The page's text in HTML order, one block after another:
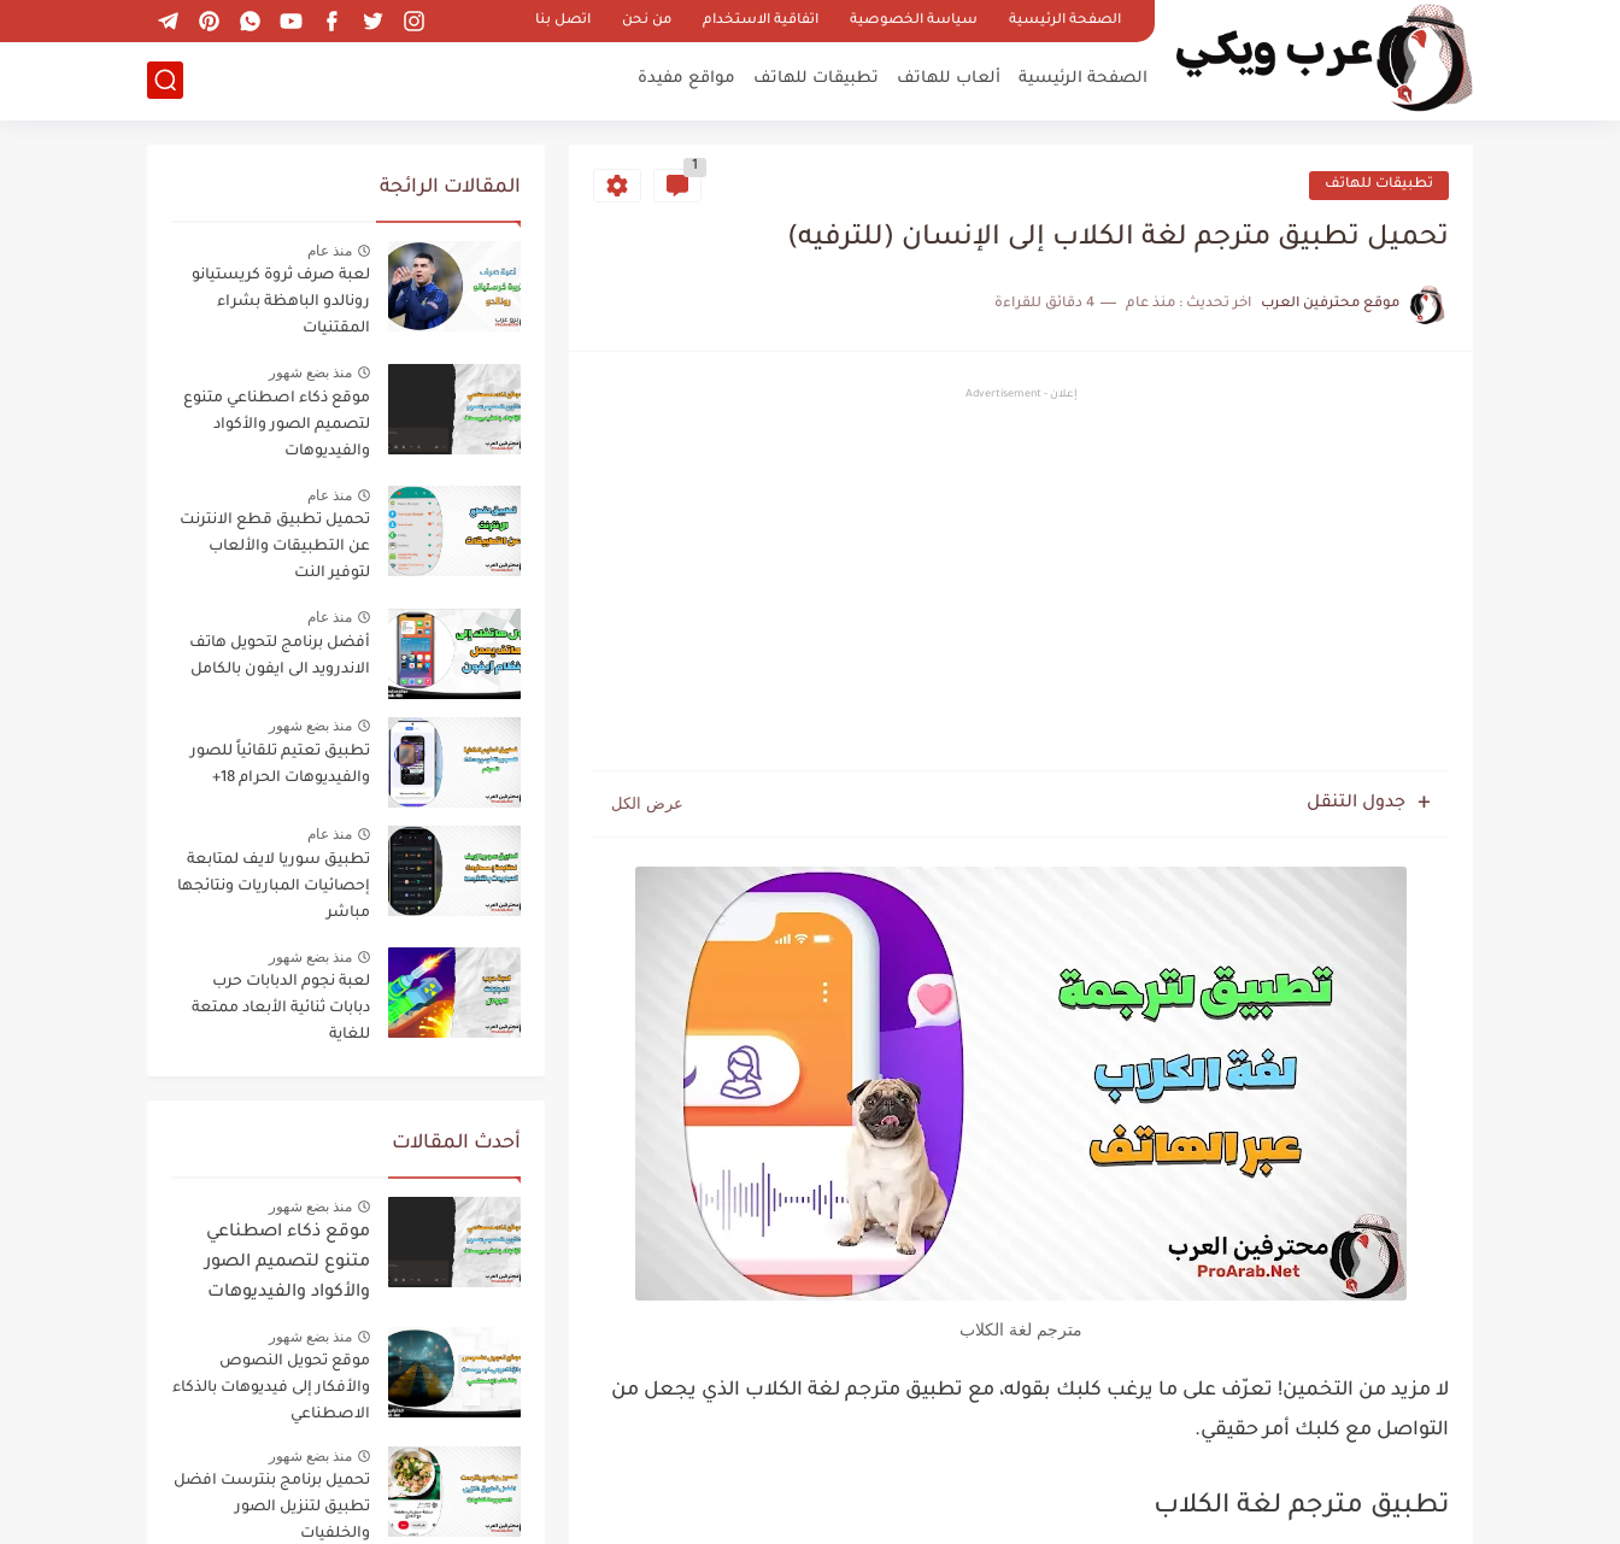
الصفحة الرئيسية سياسة الخصوصية اتفاقية الاستخدام من نحن اتصل بنا
الصفحة الرئيسية ألعاب للهاتف تطبيقات للهاتف مواقع مفيدة
تطبيقات للهاتف
1
تحميل تطبيق مترجم لغة الكلاب إلى الإنسان (للترفيه)
موقع محترفين العرب اخر تحديث : منذ عام 4 دقائق للقراءة
إعلان - Advertisement
جدول التنقل
مترجم لغة الكلاب
لا مزيد من التخمين! تعرّف على ما يرغب كلبك بقوله، مع تطبيق مترجم لغة الكلاب الذي يجعل من
التواصل مع كلبك أمر حقيقي.
تطبيق مترجم لغة الكلاب
المقالات الرائجة
منذ عام
لعبة صرف ثروة كريستيانو
رونالدو الباهظة بشراء
المقتنيات
منذ بضع شهور
موقع ذكاء اصطناعي متنوع
لتصميم الصور والأكواد
والفيديوهات
منذ عام
تحميل تطبيق قطع الانترنت
عن التطبيقات والألعاب
لتوفير النت
منذ عام
أفضل برنامج لتحويل هاتف
الاندرويد الى ايفون بالكامل
منذ بضع شهور
تطبيق تعتيم تلقائياً للصور
والفيديوهات الحرام 18+
منذ عام
تطبيق سوريا لايف لمتابعة
إحصائيات المباريات ونتائجها
مباشر
منذ بضع شهور
لعبة نجوم الدبابات حرب
دبابات ثنائية الأبعاد ممتعة
للغاية
أحدث المقالات
منذ بضع شهور
موقع ذكاء اصطناعي
متنوع لتصميم الصور
والأكواد والفيديوهات
منذ بضع شهور
موقع تحويل النصوص
والأفكار إلى فيديوهات بالذكاء
الاصطناعي
منذ بضع شهور
تحميل برنامج بنترست افضل
تطبيق لتنزيل الصور
والخلفيات